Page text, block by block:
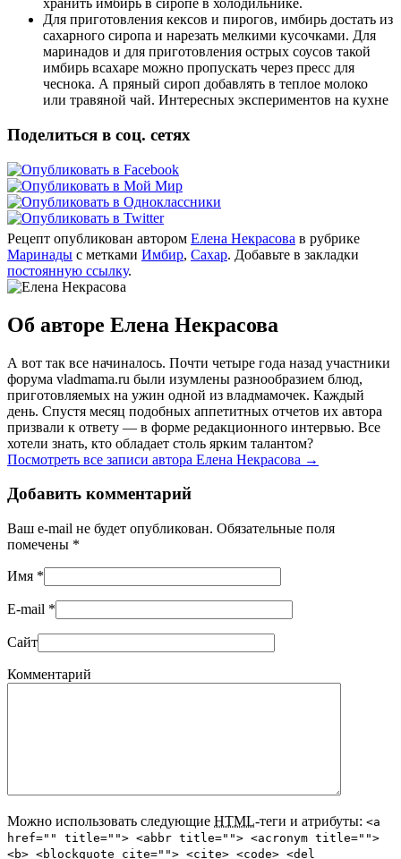
хранить имбирь в сиропе в холодильнике.
Для приготовления кексов и пирогов, имбирь достать из
сахарного сиропа и нарезать мелкими кусочками. Для
маринадов и для приготовления острых соусов такой
имбирь всахаре можно пропускать через пресс для
чеснока. А пряный сироп добавлять в теплое молоко
или травяной чай. Интересных экспериментов на кухне
Поделиться в соц. сетях
Рецепт опубликован автором Елена Некрасова в рубрике
Маринады с метками Имбир, Сахар. Добавьте в закладки
постоянную ссылку.
Об авторе Елена Некрасова
А вот так все начиналось. Почти четыре года назад участники
форума vladmama.ru были изумлены разнообразием блюд,
приготовляемых на ужин одной из владмамочек. Каждый
день. Спустя месяц подобных аппетитных отчетов их автора
призвали к ответу — в форме редакционного интервью. Все
хотели знать, кто обладает столь ярким талантом?
Посмотреть все записи автора Елена Некрасова →
Добавить комментарий
Ваш e-mail не будет опубликован. Обязательные поля
помечены *
Имя *
E-mail *
Сайт
Комментарий
Можно использовать следующие HTML-теги и атрибуты: <a
href="" title=""> <abbr title=""> <acronym title="">
<b> <blockquote cite=""> <cite> <code> <del